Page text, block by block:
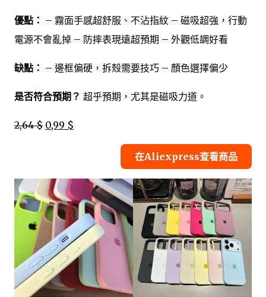
優點： – 霧面手感超舒服、不沾指紋 – 磁吸超強，行動
電源不會亂掉 – 防摔表現遠超預期 – 外觀低調好看
缺點： – 邊框偏硬，拆殼需要技巧 – 顏色選擇偏少
是否符合預期？ 超乎預期，尤其是磁吸力道。
2,64 $ 0,99 $
在Aliexpress查看商品